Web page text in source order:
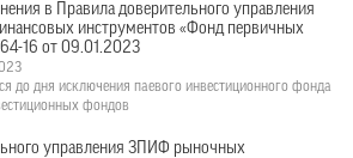
в Правила доверительного управления
инструментов «Фонд первичных
16 от 09.01.2023
до дня исключения паевого инвестиционного фонда
фондов
управления ЗПИФ рыночных